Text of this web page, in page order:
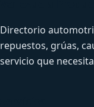
Directorio
repuestos, grúas,
servicio que